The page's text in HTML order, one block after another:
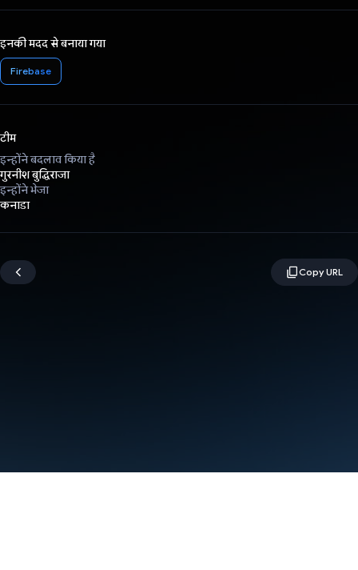
इनकी मदद से बनाया गया
Firebase
टीम
इन्होंने बदलाव किया है
गुरनीश बुद्धिराजा
इन्होंने भेजा
कनाडा